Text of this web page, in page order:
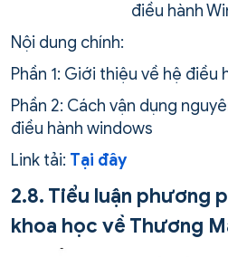
điều hành
Nội dung chính:
Phần 1: Giới thiệu về hệ điều
Phần 2: Cách vận dụng
điều hành windows
Link tải: Tại đây
2.8. Tiểu luận phương
khoa học về Thương